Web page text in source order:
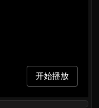
开始播放